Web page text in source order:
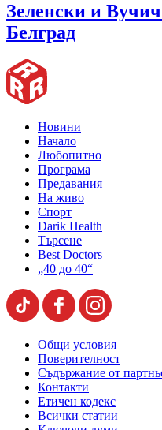
Зеленски и
Белград
Новини
Начало
Любопитно
Програма
Предавания
На живо
Спорт
Darik Health
Търсене
Best Doctors
„40 до 40“
Общи условия
Поверителност
Съдържание от
Контакти
Етичен кодекс
Всички статии